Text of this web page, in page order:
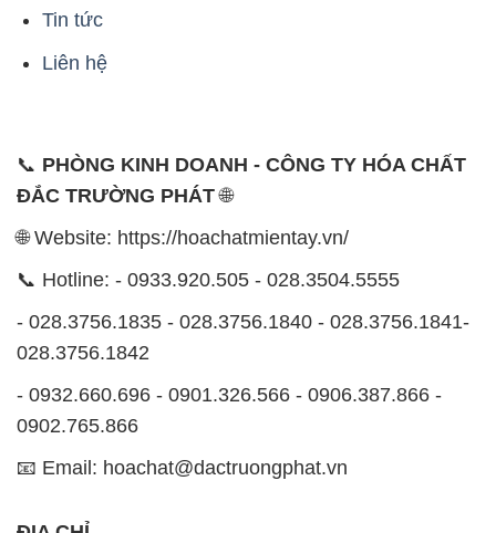
Tin tức
Liên hệ
📞 PHÒNG KINH DOANH - CÔNG TY HÓA CHẤT
ĐẮC TRƯỜNG PHÁT🌐
🌐 Website: https://hoachatmientay.vn/
📞 Hotline: - 0933.920.505 - 028.3504.5555
- 028.3756.1835 - 028.3756.1840 - 028.3756.1841-
028.3756.1842
- 0932.660.696 - 0901.326.566 - 0906.387.866 -
0902.765.866
📧 Email: hoachat@dactruongphat.vn